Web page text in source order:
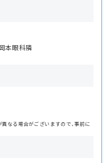
本眼科隣
なる場合がございますので、事前に